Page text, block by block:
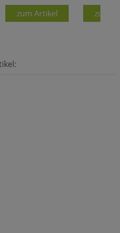
zum Artikel zum